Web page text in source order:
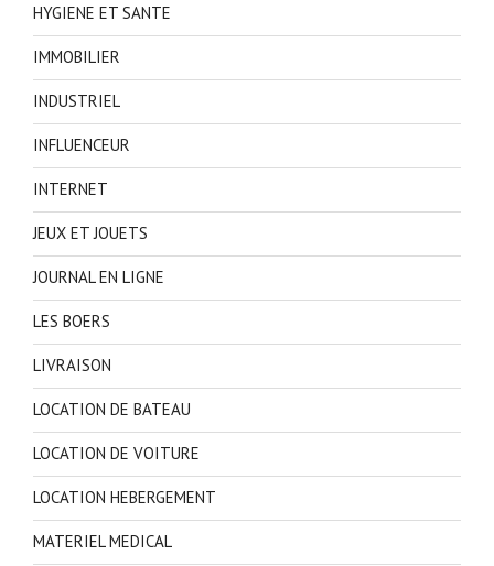
HYGIENE ET SANTE
IMMOBILIER
INDUSTRIEL
INFLUENCEUR
INTERNET
JEUX ET JOUETS
JOURNAL EN LIGNE
LES BOERS
LIVRAISON
LOCATION DE BATEAU
LOCATION DE VOITURE
LOCATION HEBERGEMENT
MATERIEL MEDICAL